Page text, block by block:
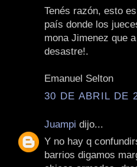
Tenés razón, esto
país donde los
mona Jimenez que
desastre!.
Emanuel Selton
30 DE ABRIL DE
Juampi dijo...
Y no hay q
barrios digamos